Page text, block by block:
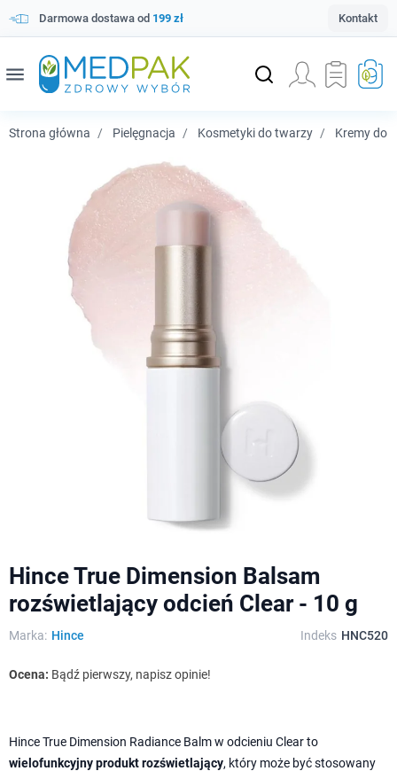
Darmowa dostawa od 199 zł Kontakt
menu
Strona główna Pielęgnacja Kosmetyki do twarzy Kremy do
Hince True Dimension Balsam
rozświetlający odcień Clear - 10 g
Marka: Hince Indeks HNC520
Ocena: Bądź pierwszy, napisz opinie!
Hince True Dimension Radiance Balm w odcieniu Clear to
wielofunkcyjny produkt rozświetlający, który może być stosowany